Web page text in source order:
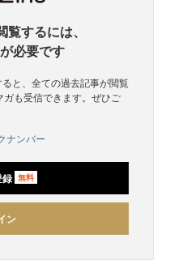
するには、
が必要です
と、全ての過去記事が閲覧
も受信できます。ぜひご
ナンバー
録 無料
ン